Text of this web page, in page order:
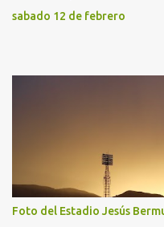
sabado 12 de febrero
Foto del Estadio Jesús